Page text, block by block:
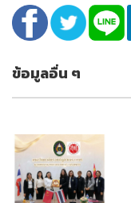
ข้อมูลอื่น ๆ